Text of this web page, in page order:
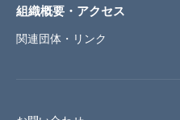
組織概要・アクセス
関連団体・リンク